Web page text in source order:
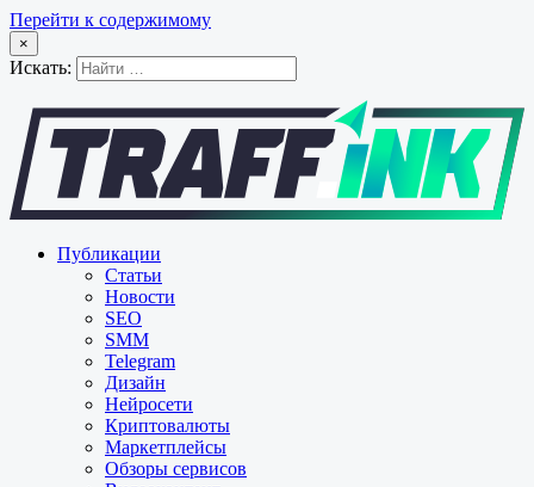
Перейти к содержимому
×
Искать:
Публикации
Статьи
Новости
SEO
SMM
Telegram
Дизайн
Нейросети
Криптовалюты
Маркетплейсы
Обзоры сервисов